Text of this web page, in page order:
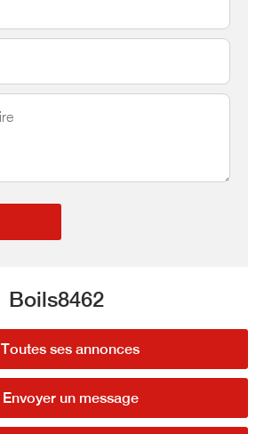
Boils8462
Toutes ses annonces
Envoyer un message